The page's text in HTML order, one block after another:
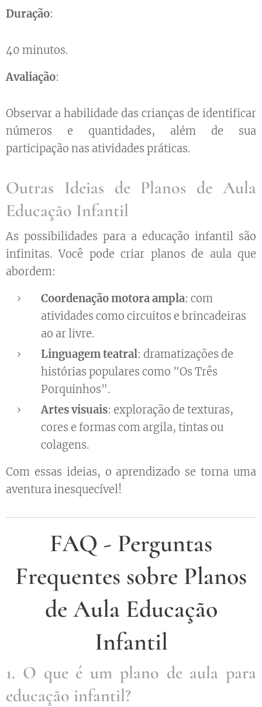
Duração:
40 minutos.
Avaliação:
Observar a habilidade das crianças de identificar
números e quantidades, além de sua
participação nas atividades práticas.
Outras Ideias de Planos de Aula
Educação Infantil
As possibilidades para a educação infantil são
infinitas. Você pode criar planos de aula que
abordem:
Coordenação motora ampla: com
atividades como circuitos e brincadeiras
ao ar livre.
Linguagem teatral: dramatizações de
histórias populares como "Os Três
Porquinhos".
Artes visuais: exploração de texturas,
cores e formas com argila, tintas ou
colagens.
Com essas ideias, o aprendizado se torna uma
aventura inesquecível!
FAQ - Perguntas
Frequentes sobre Planos
de Aula Educação
Infantil
1. O que é um plano de aula para
educação infantil?